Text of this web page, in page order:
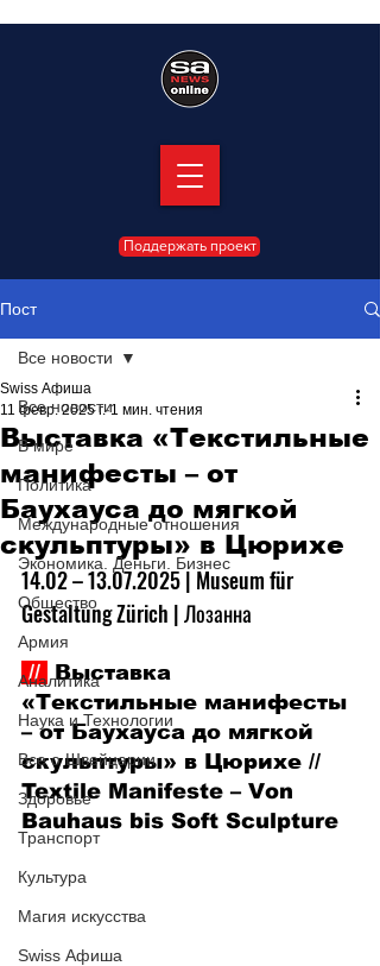
Поддержать проект
Пост
Все новости
В мире
Политика
Международные отношения
Экономика. Деньги. Бизнес
Общество
Армия
Аналитика
Наука и Технологии
Все о Швейцарии
Здоровье
Транспорт
Культура
Магия искусства
Swiss Афиша
Все новости
Выставка «Текстильные
манифесты – от
Баухауса до мягкой
скульптуры» в Цюрихе
Swiss Афиша
11 февр. 2025 г. 1 мин. чтения
14.02 – 13.07.2025 | Museum für
Gestaltung Zürich | Лозанна
// Выставка
«Текстильные манифесты
– от Баухауса до мягкой
скульптуры» в Цюрихе //
Textile Manifeste – Von
Bauhaus bis Soft Sculpture